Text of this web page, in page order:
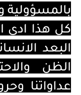
بالمسؤولية
كل هذا ادى
البعد
الظن
عداواتنا